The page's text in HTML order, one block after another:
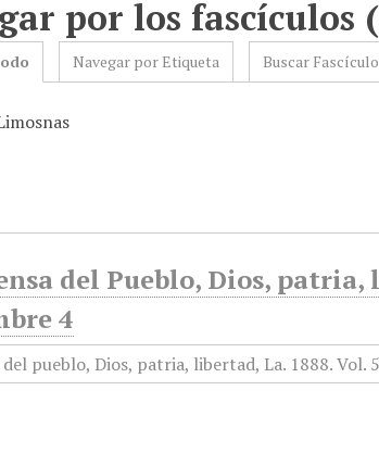
por los fascículos
Navegar por Etiqueta Buscar
del Pueblo, Dios, patria,
4